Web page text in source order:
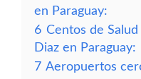
en Paraguay:
6 Centos de Salud
Diaz en Paraguay:
7 Aeropuertos